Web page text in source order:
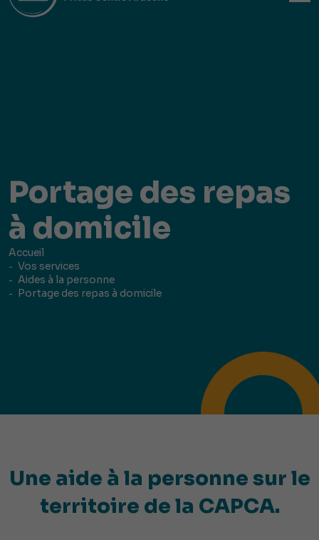
Portage des repas
à domicile
Accueil
Vos services
Aides à la personne
Portage des repas à domicile
Une aide à la personne sur le
territoire de la CAPCA.